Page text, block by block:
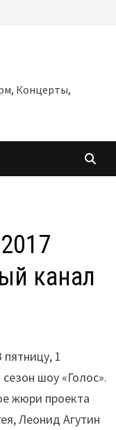
Концерты,
канал
1
шоу «Голос».
жюри проекта
Леонид Агутин